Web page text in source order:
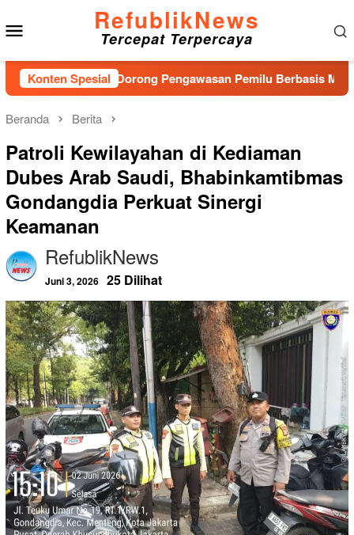
ke
konten
RefublikNews
Tercepat Terpercaya
Konten Spesial
Dorong Pengawasan Pemilu Berbasis Masyarakat
Beranda Berita
Patroli Kewilayahan di Kediaman
Dubes Arab Saudi, Bhabinkamtibmas
Gondangdia Perkuat Sinergi
Keamanan
RefublikNews
Juni 3, 2026 25 Dilihat